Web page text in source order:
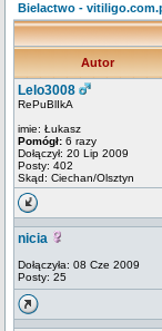
Bielactwo -
Autor
Lelo3008
RePuBlIkA
imie: Łukasz
Pomógł: 6 razy
Dołączył: 20 Lip 2009
Posty: 402
Skąd: Ciechan/Olsztyn
nicia
Dołączyła: 08 Cze 2009
Posty: 25